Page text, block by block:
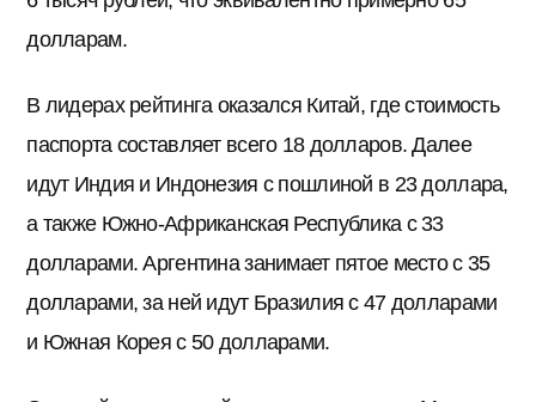
долларам.
В лидерах рейтинга оказался Китай, где стоимость
паспорта составляет всего 18 долларов. Далее
идут Индия и Индонезия с пошлиной в 23 доллара,
а также Южно-Африканская Республика с 33
долларами. Аргентина занимает пятое место с 35
долларами, за ней идут Бразилия с 47 долларами
и Южная Корея с 50 долларами.